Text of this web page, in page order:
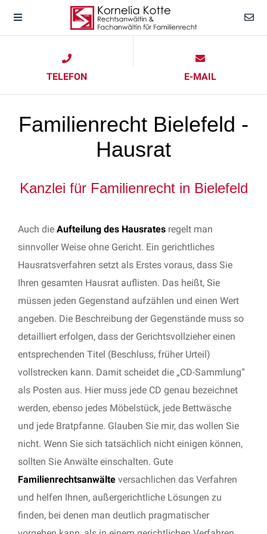
TELEFON E-MAIL
Familienrecht Bielefeld -
Hausrat
Kanzlei für Familienrecht in Bielefeld
Auch die Aufteilung des Hausrates regelt man
sinnvoller Weise ohne Gericht. Ein gerichtliches
Hausratsverfahren setzt als Erstes voraus, dass Sie
Ihren gesamten Hausrat auflisten. Das heißt, Sie
müssen jeden Gegenstand aufzählen und einen Wert
angeben. Die Beschreibung der Gegenstände muss so
detailliert erfolgen, dass der Gerichtsvollzieher einen
entsprechenden Titel (Beschluss, früher Urteil)
vollstrecken kann. Damit scheidet die „CD-Sammlung“
als Posten aus. Hier muss jede CD genau bezeichnet
werden, ebenso jedes Möbelstück, jede Bettwäsche
und jede Bratpfanne. Glauben Sie mir, das wollen Sie
nicht. Wenn Sie sich tatsächlich nicht einigen können,
sollten Sie Anwälte einschalten. Gute
Familienrechtsanwälte versachlichen das Verfahren
und helfen Ihnen, außergerichtliche Lösungen zu
finden, bei denen man deutlich pragmatischer